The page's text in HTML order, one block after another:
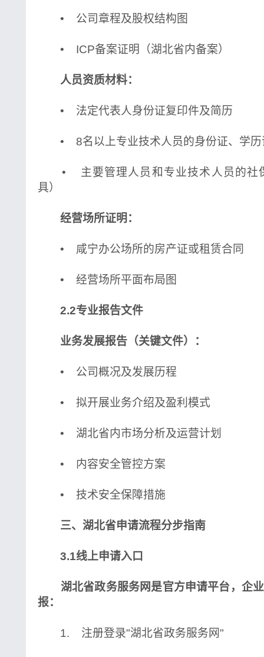
• 公司章程及股权结构图
• ICP备案证明（湖北省内备案）
人员资质材料：
• 法定代表人身份证复印件及简历
• 8名以上专业技术人员的身份证、学历
• 主要管理人员和专业技术人员的社
具）
经营场所证明：
• 咸宁办公场所的房产证或租赁合同
• 经营场所平面布局图
2.2专业报告文件
业务发展报告（关键文件）：
• 公司概况及发展历程
• 拟开展业务介绍及盈利模式
• 湖北省内市场分析及运营计划
• 内容安全管控方案
• 技术安全保障措施
三、湖北省申请流程分步指南
3.1线上申请入口
湖北省政务服务网是官方申请平台，企业
报：
1. 注册登录"湖北省政务服务网"